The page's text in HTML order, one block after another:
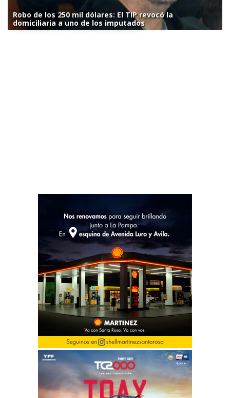
Robo de los 250 mil dólares: El TIP revocó la
domiciliaria a uno de los imputados